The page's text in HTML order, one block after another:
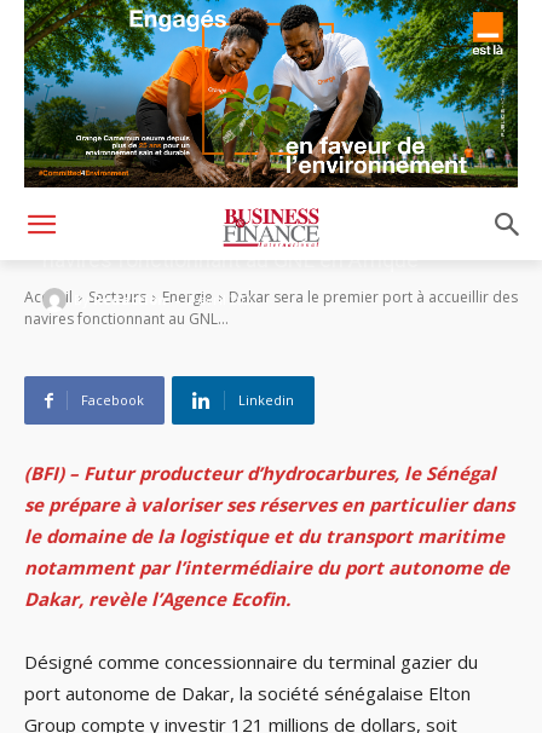
Accueil Secteurs Energie
Dakar sera le premier port à accueillir des
navires fonctionnant au GNL...
Dakar sera le premier port à accueillir des
navires fonctionnant au GNL en Afrique
By Rédaction - 2 avril 2021
Facebook Linkedin
(BFI) – Futur producteur d’hydrocarbures, le Sénégal
se prépare à valoriser ses réserves en particulier dans
le domaine de la logistique et du transport maritime
notamment par l’intermédiaire du port autonome de
Dakar, revèle l’Agence Ecofin.
Désigné comme concessionnaire du terminal gazier du
port autonome de Dakar, la société sénégalaise Elton
Group compte y investir 121 millions de dollars, soit